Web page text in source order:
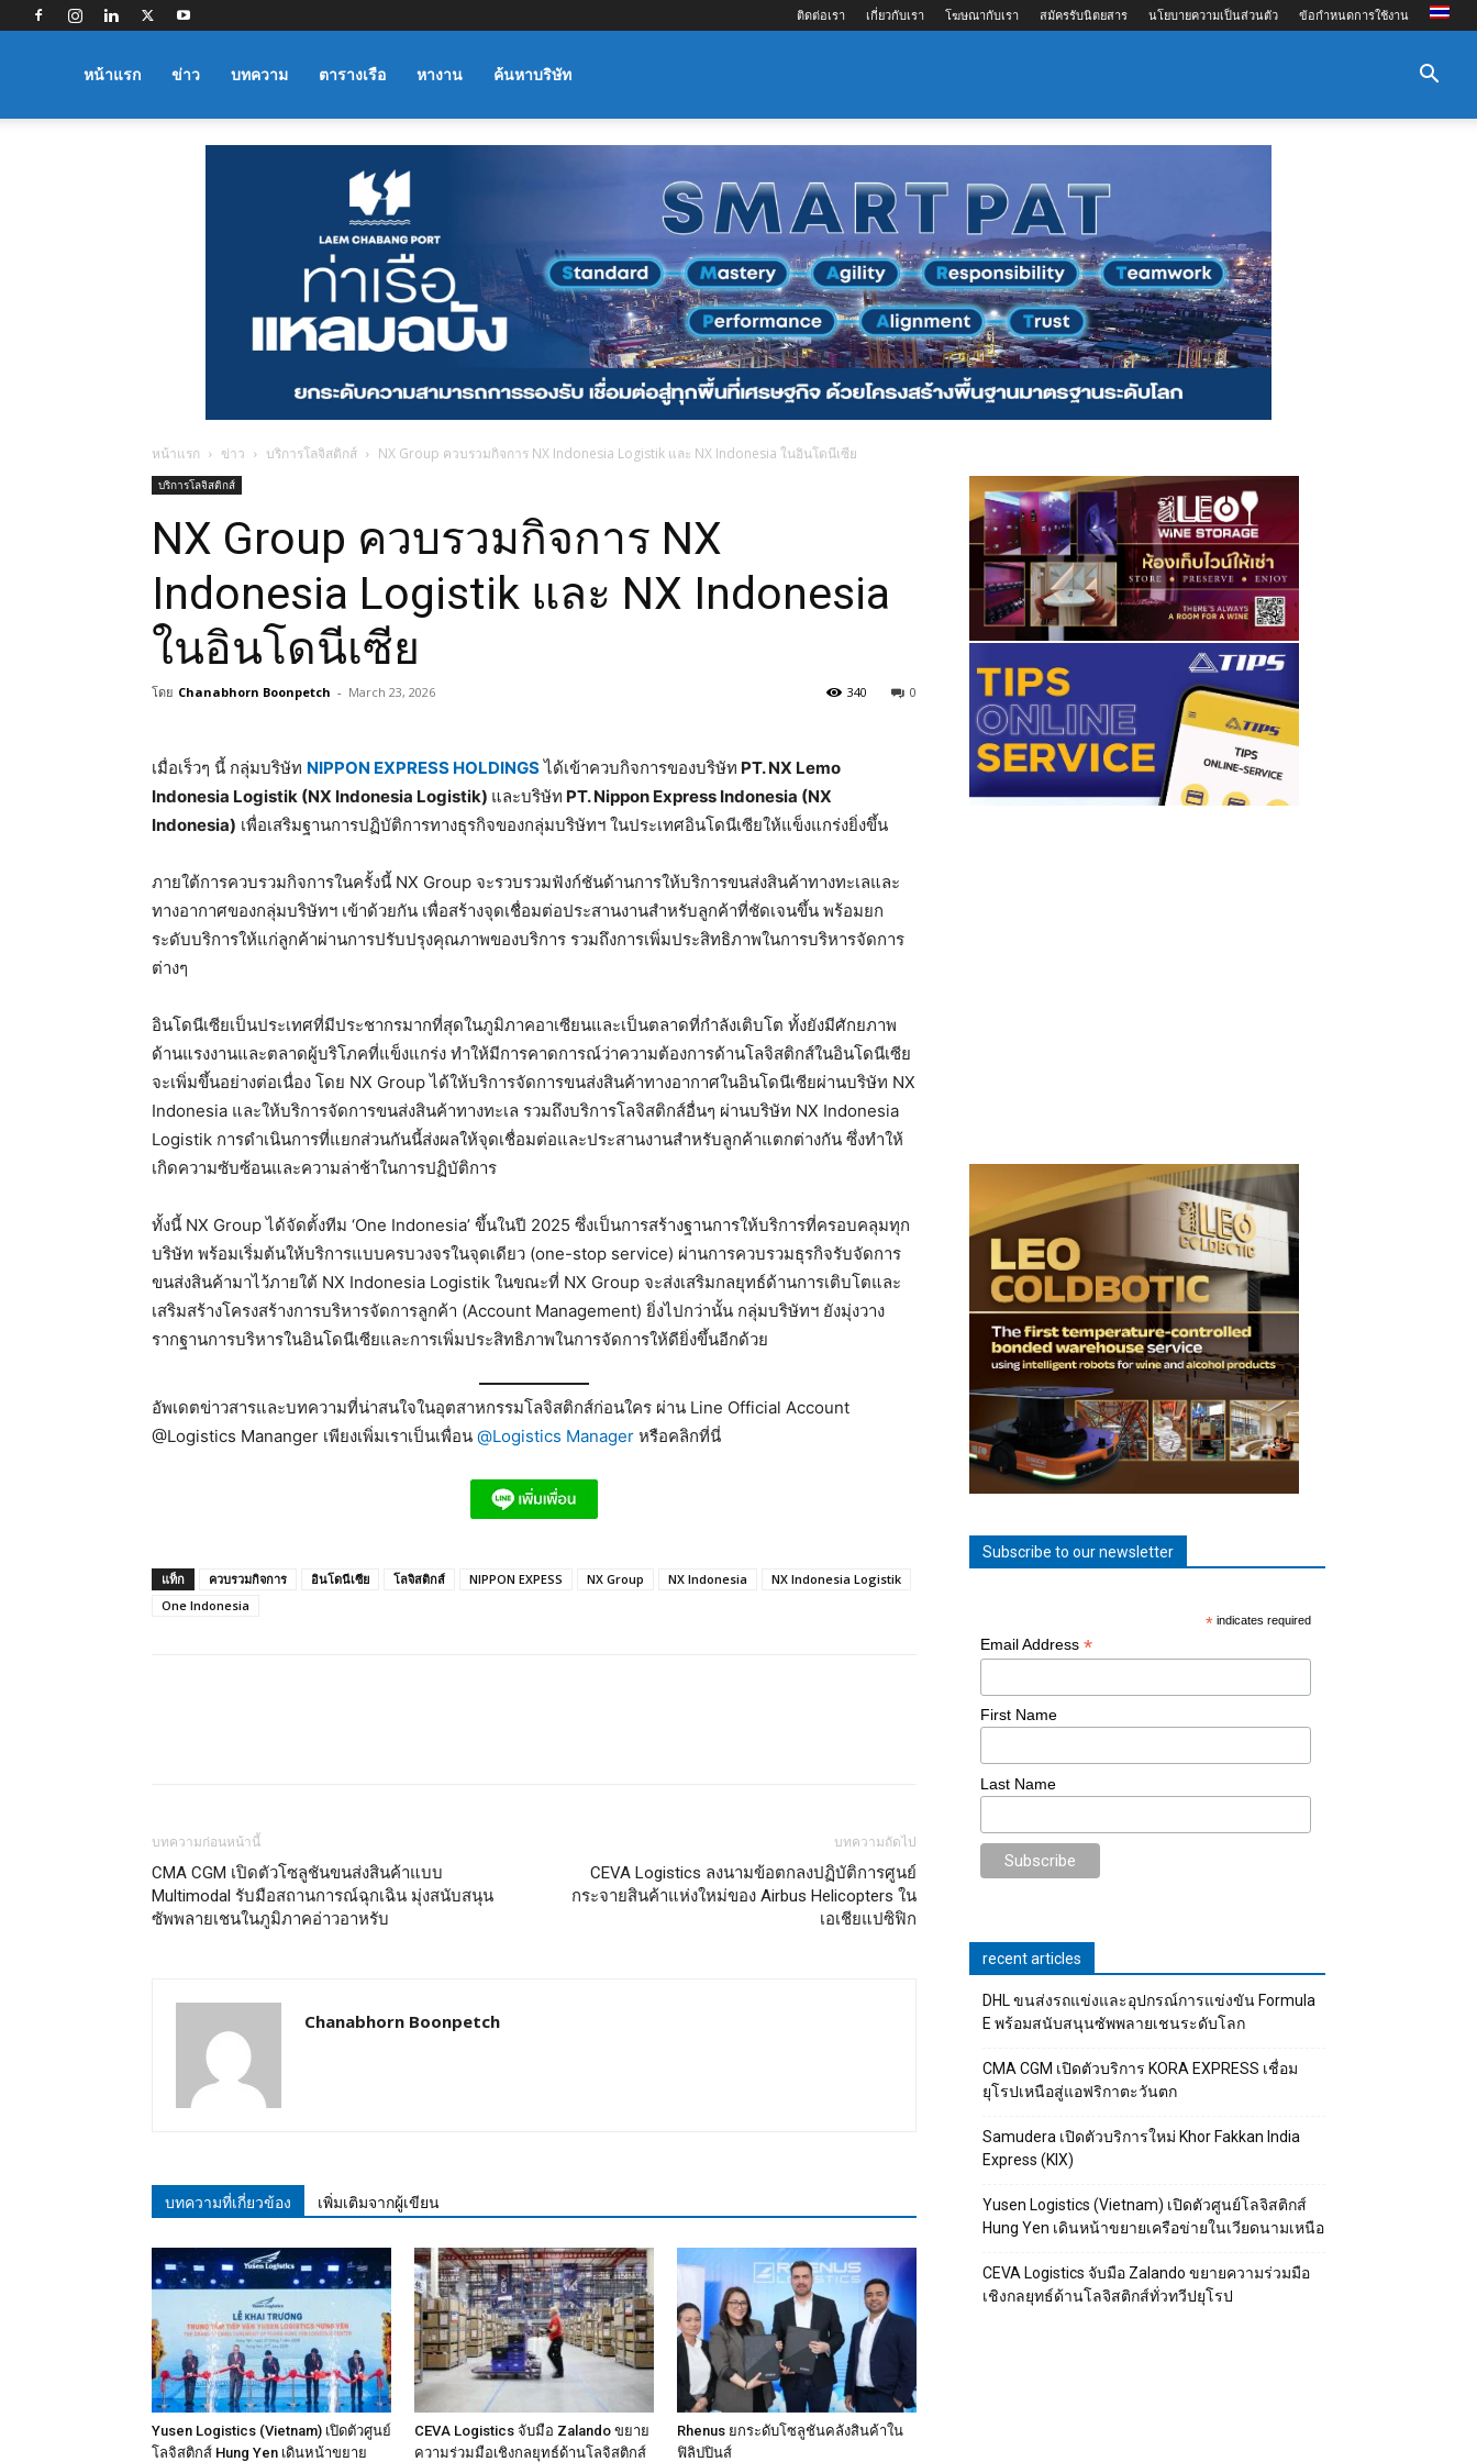
ติดต่อเรา เกี่ยวกับเรา โฆษณากับเรา สมัครรับนิตยสาร นโยบายความเป็นส่วนตัว ข้อกำหนดการใช้งาน
หน้าแรก ข่าว บทความ ตารางเรือ หางาน ค้นหาบริษัท
หน้าแรก ข่าว บริการโลจิสติกส์ NX Group ควบรวมกิจการ NX Indonesia Logistik และ NX Indonesia ในอินโดนีเซีย
บริการโลจิสติกส์
NX Group ควบรวมกิจการ NX
Indonesia Logistik และ NX Indonesia
ในอินโดนีเซีย
โดย Chanabhorn Boonpetch - March 23, 2026 0
340
เมื่อเร็วๆ นี้ กลุ่มบริษัท NIPPON EXPRESS HOLDINGSได้เข้าควบกิจการของบริษัท PT. NX Lemo
Indonesia Logistik (NX Indonesia Logistik) และบริษัท PT. Nippon Express Indonesia (NX
Indonesia) เพื่อเสริมฐานการปฏิบัติการทางธุรกิจของกลุ่มบริษัทฯ ในประเทศอินโดนีเซียให้แข็งแกร่งยิ่งขึ้น
ภายใต้การควบรวมกิจการในครั้งนี้ NX Group จะรวบรวมฟังก์ชันด้านการให้บริการขนส่งสินค้าทางทะเลและ
ทางอากาศของกลุ่มบริษัทฯ เข้าด้วยกัน เพื่อสร้างจุดเชื่อมต่อประสานงานสำหรับลูกค้าที่ชัดเจนขึ้น พร้อมยก
ระดับบริการให้แก่ลูกค้าผ่านการปรับปรุงคุณภาพของบริการ รวมถึงการเพิ่มประสิทธิภาพในการบริหารจัดการ
ต่างๆ
อินโดนีเซียเป็นประเทศที่มีประชากรมากที่สุดในภูมิภาคอาเซียนและเป็นตลาดที่กำลังเติบโต ทั้งยังมีศักยภาพ
ด้านแรงงานและตลาดผู้บริโภคที่แข็งแกร่ง ทำให้มีการคาดการณ์ว่าความต้องการด้านโลจิสติกส์ในอินโดนีเซีย
จะเพิ่มขึ้นอย่างต่อเนื่อง โดย NX Group ได้ให้บริการจัดการขนส่งสินค้าทางอากาศในอินโดนีเซียผ่านบริษัท NX
Indonesia และให้บริการจัดการขนส่งสินค้าทางทะเล รวมถึงบริการโลจิสติกส์อื่นๆ ผ่านบริษัท NX Indonesia
Logistik การดำเนินการที่แยกส่วนกันนี้ส่งผลให้จุดเชื่อมต่อและประสานงานสำหรับลูกค้าแตกต่างกัน ซึ่งทำให้
เกิดความซับซ้อนและความล่าช้าในการปฏิบัติการ
ทั้งนี้ NX Group ได้จัดตั้งทีม ‘One Indonesia’ ขึ้นในปี 2025 ซึ่งเป็นการสร้างฐานการให้บริการที่ครอบคลุมทุก
บริษัท พร้อมเริ่มต้นให้บริการแบบครบวงจรในจุดเดียว (one-stop service) ผ่านการควบรวมธุรกิจรับจัดการ
ขนส่งสินค้ามาไว้ภายใต้ NX Indonesia Logistik ในขณะที่ NX Group จะส่งเสริมกลยุทธ์ด้านการเติบโตและ
เสริมสร้างโครงสร้างการบริหารจัดการลูกค้า (Account Management) ยิ่งไปกว่านั้น กลุ่มบริษัทฯ ยังมุ่งวาง
รากฐานการบริหารในอินโดนีเซียและการเพิ่มประสิทธิภาพในการจัดการให้ดียิ่งขึ้นอีกด้วย
อัพเดตข่าวสารและบทความที่น่าสนใจในอุตสาหกรรมโลจิสติกส์ก่อนใคร ผ่าน Line Official Account
@Logistics Mananger เพียงเพิ่มเราเป็นเพื่อน @Logistics Manager หรือคลิกที่นี่
แท็ก ควบรวมกิจการ อินโดนีเซีย โลจิสติกส์ NIPPON EXPESS NX Group NX Indonesia
NX Indonesia Logistik
One Indonesia
บทความก่อนหน้านี้
CMA CGM เปิดตัวโซลูชันขนส่งสินค้าแบบ
Multimodal รับมือสถานการณ์ฉุกเฉิน มุ่งสนับสนุน
ซัพพลายเชนในภูมิภาคอ่าวอาหรับ
บทความถัดไป
CEVA Logistics ลงนามข้อตกลงปฏิบัติการศูนย์
กระจายสินค้าแห่งใหม่ของ Airbus Helicopters ใน
เอเชียแปซิฟิก
Chanabhorn Boonpetch
บทความที่เกี่ยวข้อง เพิ่มเติมจากผู้เขียน
Yusen Logistics (Vietnam) เปิดตัวศูนย์
โลจิสติกส์ Hung Yen เดินหน้าขยาย
CEVA Logistics จับมือ Zalando ขยาย
ความร่วมมือเชิงกลยุทธ์ด้านโลจิสติกส์
Rhenus ยกระดับโซลูชันคลังสินค้าใน
ฟิลิปปินส์
Subscribe to our newsletter
* indicates required
Email Address *
First Name
Last Name
recent articles
DHL ขนส่งรถแข่งและอุปกรณ์การแข่งขัน Formula
E พร้อมสนับสนุนซัพพลายเชนระดับโลก
CMA CGM เปิดตัวบริการ KORA EXPRESS เชื่อม
ยุโรปเหนือสู่แอฟริกาตะวันตก
Samudera เปิดตัวบริการใหม่ Khor Fakkan India
Express (KIX)
Yusen Logistics (Vietnam) เปิดตัวศูนย์โลจิสติกส์
Hung Yen เดินหน้าขยายเครือข่ายในเวียดนามเหนือ
CEVA Logistics จับมือ Zalando ขยายความร่วมมือ
เชิงกลยุทธ์ด้านโลจิสติกส์ทั่วทวีปยุโรป